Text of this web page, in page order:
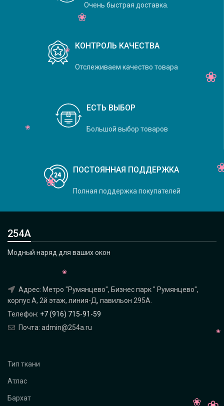
Очень быстрая доставка.
КОНТРОЛЬ КАЧЕСТВА
Отслеживаем качество товара
ЕСТЬ ВЫБОР
Большой выбор товаров
ПОСТОЯННАЯ ПОДДЕРЖКА
Полная поддержка покупателей
254А
Модный наряд для ваших окон
Адрес: Метро "Румянцево", Бизнес парк " Румянцево",
корпус А, 2й этаж, линия-Д, павильон 295A.
Телефон: +7 (916) 715-91-59
Почта: admin@254a.ru
Тип ткани
Атлас
Бархат